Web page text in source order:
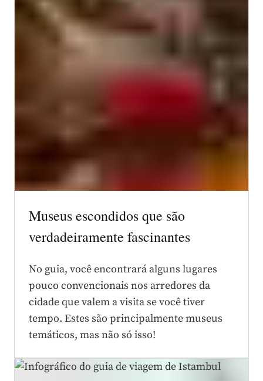
Museus escondidos que são
verdadeiramente fascinantes
No guia, você encontrará alguns lugares
pouco convencionais nos arredores da
cidade que valem a visita se você tiver
tempo. Estes são principalmente museus
temáticos, mas não só isso!